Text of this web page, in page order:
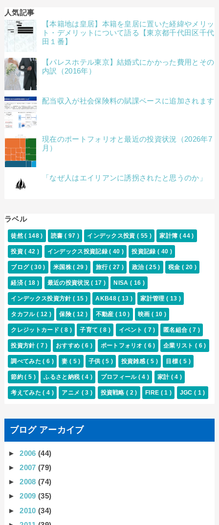
人気記事
【本籍地は皇居】本籍を皇居に置いた経緯やメリッ
ト・デメリットについて語る【東京都千代田区千代
田１番】
【パレスホテル東京】結婚式にかかった費用とその
内訳（2016年）
配当収入が社会保険料の賦課ベースに追加されます
現在のポートフォリオと最近の投資状況（2026年7
月）
「なぜ人はエイリアンに誘拐されたと思うのか」
ラベル
徒然( 148 ) 読書 ( 97 ) インデックス投資( 55 ) 家計簿 ( 44 )
投資( 42 ) インデックス投資記録( 40 ) 投資記録( 40 )
ブログ ( 30 ) 米国株( 29 ) 旅行( 27 ) 政治 ( 25 ) 税金 ( 20 )
経済( 18 ) 最近の投資状況( 17 ) NISA( 16 )
インデックス投資方針 ( 15 ) AKB48( 13 ) 家計管理( 13 )
タカフル( 12 ) 保険( 12 ) 不動産 ( 10 ) 映画( 10 )
クレジットカード( 8 ) 子育て ( 8 ) イベント( 7 ) 匿名組合 ( 7 )
投資方針( 7 ) おすすめ ( 6 ) ポートフォリオ( 6 ) 企業リスト ( 6 )
調べてみた( 6 ) 妻 ( 5 ) 子供 ( 5 ) 投資雑感( 5 ) 目標( 5 )
節約( 5 ) ふるさと納税 ( 4 ) プロフィール ( 4 ) 家計 ( 4 )
考えてみた( 4 ) アニメ ( 3 ) 投資戦略( 2 ) FIRE ( 1 ) JGC ( 1 )
ブログ アーカイブ
►2006(44)
►2007(79)
►2008(74)
►2009(35)
►2010(34)